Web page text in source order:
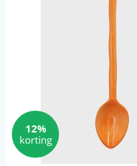
12%
korting